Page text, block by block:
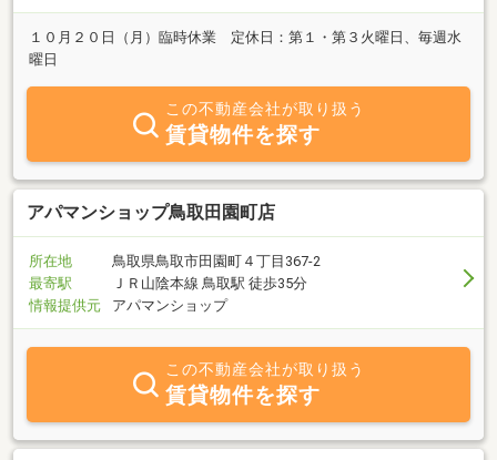
１０月２０日（月）臨時休業 定休日：第１・第３火曜日、毎週水
曜日
この不動産会社が取り扱う
賃貸物件を探す
アパマンショップ鳥取田園町店
所在地
鳥取県鳥取市田園町４丁目367-2
最寄駅
ＪＲ山陰本線 鳥取駅 徒歩35分
情報提供元
アパマンショップ
この不動産会社が取り扱う
賃貸物件を探す